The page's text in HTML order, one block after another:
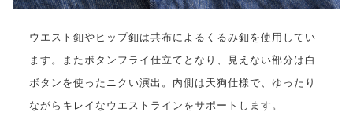
ウエスト釦やヒップ釦は共布によるくるみ釦を使用してい
ます。またボタンフライ仕立てとなり、見えない部分は白
ボタンを使ったニクい演出。内側は天狗仕様で、ゆったり
ながらキレイなウエストラインをサポートします。